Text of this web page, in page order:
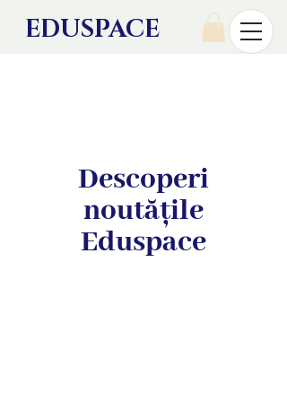
EDUSPACE
Descoperi
noutățile
Eduspace